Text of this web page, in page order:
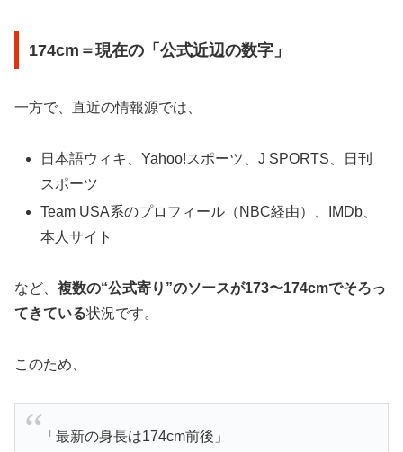
174cm＝現在の「公式近辺の数字」
一方で、直近の情報源では、
日本語ウィキ、Yahoo!スポーツ、J SPORTS、日刊
スポーツ
Team USA系のプロフィール（NBC経由）、IMDb、
本人サイト
など、 複数の“公式寄り”のソースが173〜174cmでそろっ
てきている状況です。
このため、
「最新の身長は174cm前後」